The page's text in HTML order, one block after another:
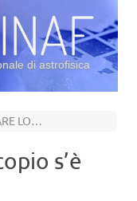
di astrofisica
LENTI GRAVITAZIONALI PER OSSERVARE LONTANO
s’è